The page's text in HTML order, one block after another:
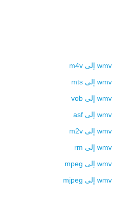
wmv إلى m4v
wmv إلى mts
wmv إلى vob
wmv إلى asf
wmv إلى m2v
wmv إلى rm
wmv إلى mpeg
wmv إلى mjpeg